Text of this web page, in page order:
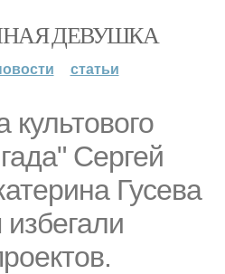
ДЕВУШКА
статьи
Сергей
Гусева